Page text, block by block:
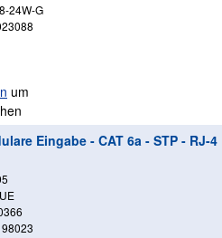
24W-G
um
Eingabe - CAT 6a - STP - RJ-4